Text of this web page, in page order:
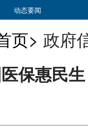
动态要闻
页> 政府
保惠民